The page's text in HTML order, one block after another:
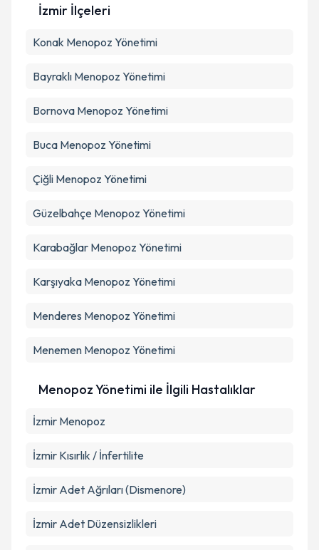
Metni'ni okudum ve kişisel verilerimin belirtilen
İzmir İlçeleri
Konak Menopoz Yönetimi
Bayraklı Menopoz Yönetimi
Bornova Menopoz Yönetimi
Buca Menopoz Yönetimi
Çiğli Menopoz Yönetimi
Güzelbahçe Menopoz Yönetimi
Karabağlar Menopoz Yönetimi
Karşıyaka Menopoz Yönetimi
Menderes Menopoz Yönetimi
Menemen Menopoz Yönetimi
Menopoz Yönetimi ile İlgili Hastalıklar
İzmir Menopoz
İzmir Kısırlık / İnfertilite
İzmir Adet Ağrıları (Dismenore)
İzmir Adet Düzensizlikleri